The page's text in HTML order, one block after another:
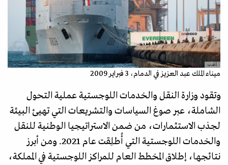
.أ.ف.ب
ميناء الملك عبد العزيز في الدمام، 3 فبراير 2009
وتقود وزارة النقل والخدمات اللوجستية عملية التحول
الشاملة، عبر صوغ السياسات والتشريعات التي تهيئ البيئة
لجذب الاستثمارات، من ضمن الاستراتيجيا الوطنية للنقل
والخدمات اللوجستية التي أُطلِقت عام 2021. ومن أبرز
نتائجها، إطلاق المخطط العام للمراكز اللوجستية في المملكة،